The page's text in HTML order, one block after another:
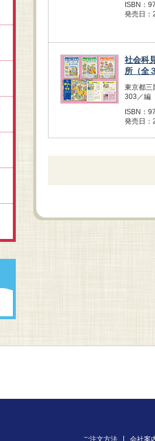
ISBN：
発売日：
社会科
所（全
東京都
303／編
ISBN：
発売日：